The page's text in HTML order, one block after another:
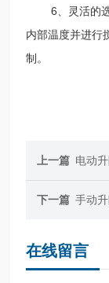
6、灵活的选
内部温度并进行
制。
上一篇 电动
下一篇 手动
在线留言